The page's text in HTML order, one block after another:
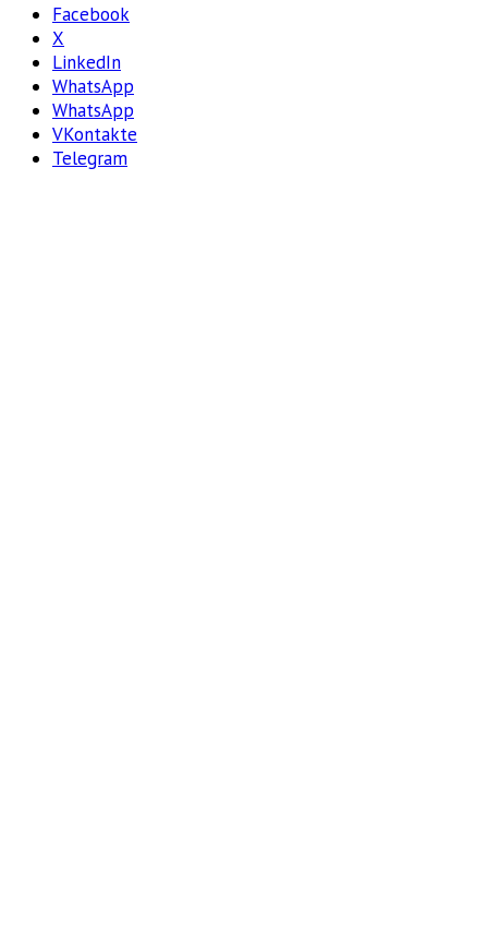
Facebook
X
LinkedIn
WhatsApp
WhatsApp
VKontakte
Telegram